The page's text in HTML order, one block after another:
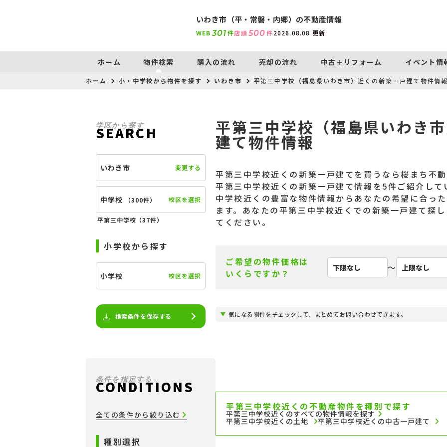
いわき市（平・常磐・内郷）の不動産情報
WEB 301件店頭500 件2026.08.08 更新
ホーム 物件検索 購入の流れ 売却の流れ 中古＋リフォーム イベント情
ホーム 小・中学校から物件を探す いわき市 平第三中学校（福島県いわき市）近くの新築一戸建て物件情
平第三中学校（福島県いわき
建て物件情報
平第三中学校近くの新築一戸建てを買うなら桜まち不
平第三中学校近くの新築一戸建て情報を5件ご紹介し
中学校近くの豊富な物件情報からあなたの希望に合っ
ます。あなたの平第三中学校近くでの新築一戸建て探
てください。
ご希望の物件価格は
いくらですか？
〜
気になる物件をチェックして、まとめてお問い合わせできます。
平第三中学校近くの不動産物件を種別で探す
平第三中学校近くのすべての物件情報を探す
平第三中学校近くの土地 平第三中学校近くの中古一戸建て
学区から探す
SEARCH
いわき市 変更する
中学校 （300件） 校区を選択
平第三中学校（37件）
小学校から探す
小学校 校区を選択
検索条件を保存する
条件を指定する
CONDITIONS
全ての条件から絞り込む
種別選択